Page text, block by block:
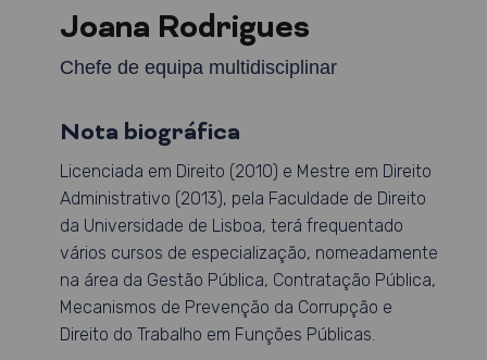
Joana Rodrigues
Chefe de equipa multidisciplinar
Nota biográfica
Licenciada em Direito (2010) e Mestre em Direito
Administrativo (2013), pela Faculdade de Direito
da Universidade de Lisboa, terá frequentado
vários cursos de especialização, nomeadamente
na área da Gestão Pública, Contratação Pública,
Mecanismos de Prevenção da Corrupção e
Direito do Trabalho em Funções Públicas.